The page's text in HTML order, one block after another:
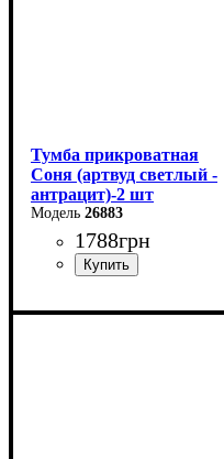
Тумба прикроватная
Соня (артвуд светлый -
антрацит)-2 шт
26883
1788грн
Ширина: 40 см